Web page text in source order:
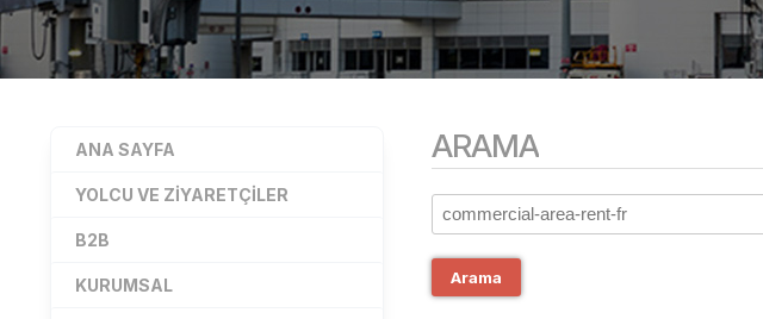
ARAMA
Arama
ANA SAYFA
YOLCU VE ZIYARETÇILER
B2B
KURUMSAL